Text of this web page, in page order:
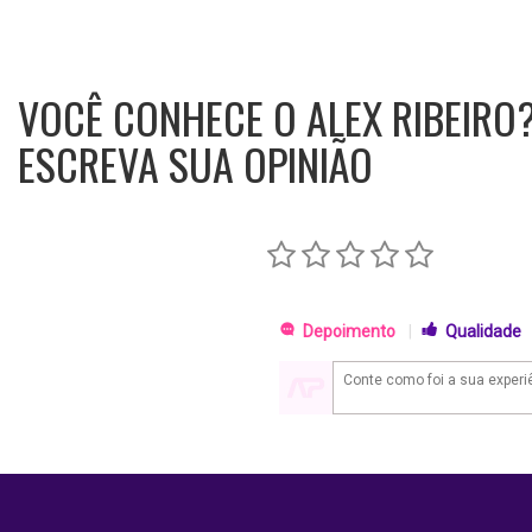
VOCÊ CONHECE O ALEX
ESCREVA SUA OPINIÃO
Depoimento Qualidade